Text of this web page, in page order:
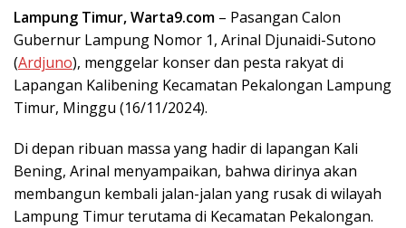
Lampung Timur, Warta9.com – Pasangan Calon
Gubernur Lampung Nomor 1, Arinal Djunaidi-Sutono
(Ardjuno), menggelar konser dan pesta rakyat di
Lapangan Kalibening Kecamatan Pekalongan Lampung
Timur, Minggu (16/11/2024).
Di depan ribuan massa yang hadir di lapangan Kali
Bening, Arinal menyampaikan, bahwa dirinya akan
membangun kembali jalan-jalan yang rusak di wilayah
Lampung Timur terutama di Kecamatan Pekalongan.